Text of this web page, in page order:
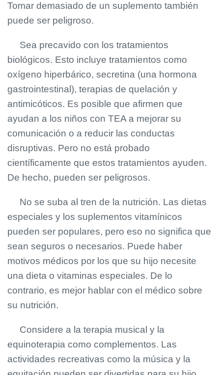
Tomar demasiado de un suplemento también
puede ser peligroso.
Sea precavido con los tratamientos
biológicos. Esto incluye tratamientos como
oxígeno hiperbárico, secretina (una hormona
gastrointestinal), terapias de quelación y
antimicóticos. Es posible que afirmen que
ayudan a los niños con TEA a mejorar su
comunicación o a reducir las conductas
disruptivas. Pero no está probado
científicamente que estos tratamientos ayuden.
De hecho, pueden ser peligrosos.
No se suba al tren de la nutrición. Las dietas
especiales y los suplementos vitamínicos
pueden ser populares, pero eso no significa que
sean seguros o necesarios. Puede haber
motivos médicos por los que su hijo necesite
una dieta o vitaminas especiales. De lo
contrario, es mejor hablar con el médico sobre
su nutrición.
Considere a la terapia musical y la
equinoterapia como complementos. Las
actividades recreativas como la música y la